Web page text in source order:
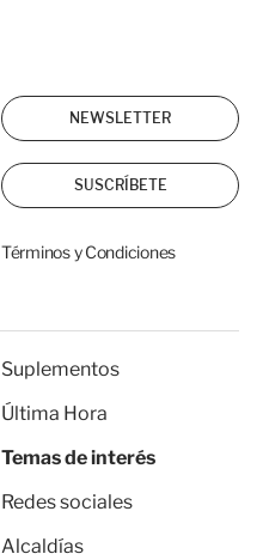
NEWSLETTER
SUSCRÍBETE
Términos y Condiciones
Suplementos
Última Hora
Temas de interés
Redes sociales
Alcaldías